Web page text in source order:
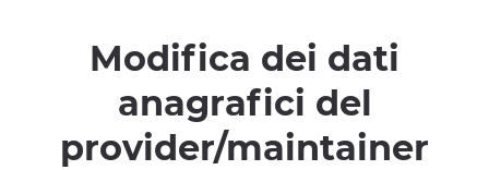
Modifica dei dati
anagrafici del
provider/maintainer